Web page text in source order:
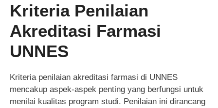
Kriteria Penilaian
Akreditasi Farmasi
UNNES
Kriteria penilaian akreditasi farmasi di UNNES
mencakup aspek-aspek penting yang berfungsi untuk
menilai kualitas program studi. Penilaian ini dirancang